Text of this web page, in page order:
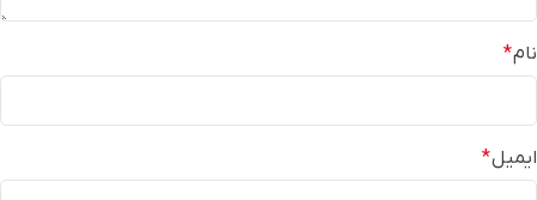
نام*
ایمیل*